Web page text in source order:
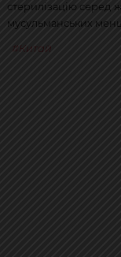
стерилізацію серед
мусульманських
Китай